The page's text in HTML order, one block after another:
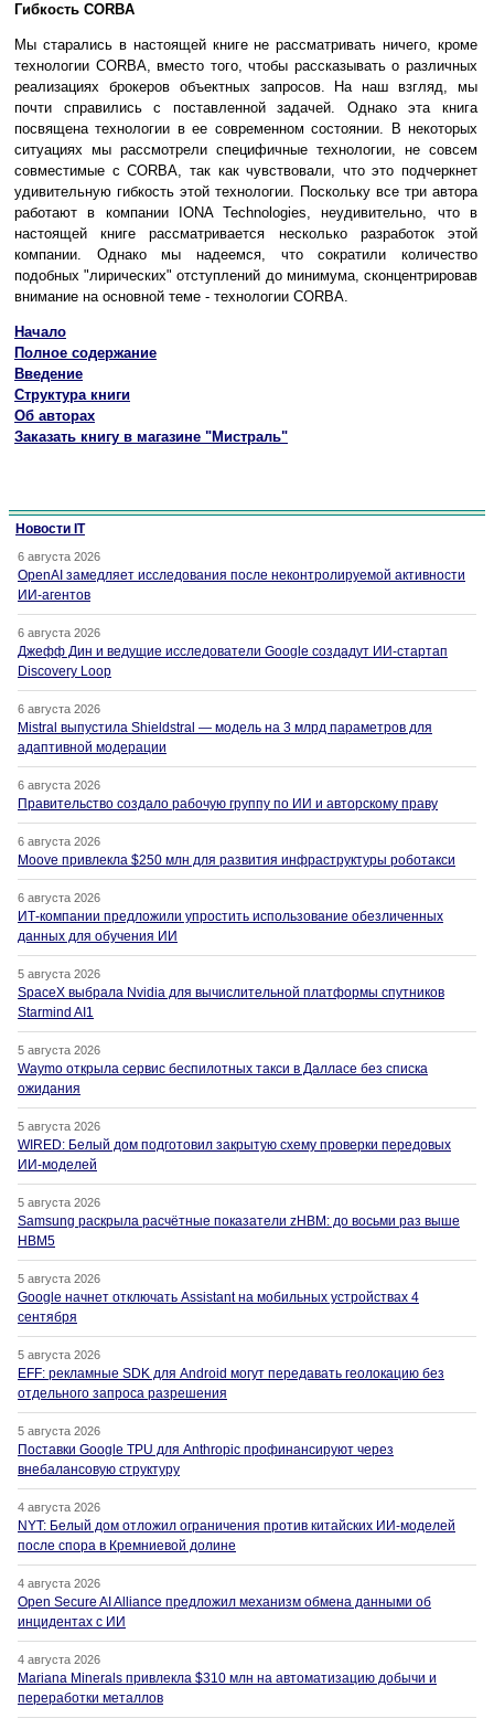
Гибкость CORBA
Мы старались в настоящей книге не рассматривать ничего, кроме
технологии CORBA, вместо того, чтобы рассказывать о различных
реализациях брокеров объектных запросов. На наш взгляд, мы
почти справились с поставленной задачей. Однако эта книга
посвящена технологии в ее современном состоянии. В некоторых
ситуациях мы рассмотрели специфичные технологии, не совсем
совместимые с CORBA, так как чувствовали, что это подчеркнет
удивительную гибкость этой технологии. Поскольку все три автора
работают в компании IONA Technologies, неудивительно, что в
настоящей книге рассматривается несколько разработок этой
компании. Однако мы надеемся, что сократили количество
подобных "лирических" отступлений до минимума, сконцентрировав
внимание на основной теме - технологии CORBA.
Начало
Полное содержание
Введение
Структура книги
Об авторах
Заказать книгу в магазине "Мистраль"
Новости IT
6 августа 2026
OpenAI замедляет исследования после неконтролируемой активности
ИИ-агентов
6 августа 2026
Джефф Дин и ведущие исследователи Google создадут ИИ-стартап
Discovery Loop
6 августа 2026
Mistral выпустила Shieldstral — модель на 3 млрд параметров для
адаптивной модерации
6 августа 2026
Правительство создало рабочую группу по ИИ и авторскому праву
6 августа 2026
Moove привлекла $250 млн для развития инфраструктуры роботакси
6 августа 2026
ИТ-компании предложили упростить использование обезличенных
данных для обучения ИИ
5 августа 2026
SpaceX выбрала Nvidia для вычислительной платформы спутников
Starmind AI1
5 августа 2026
Waymo открыла сервис беспилотных такси в Далласе без списка
ожидания
5 августа 2026
WIRED: Белый дом подготовил закрытую схему проверки передовых
ИИ-моделей
5 августа 2026
Samsung раскрыла расчётные показатели zHBM: до восьми раз выше
HBM5
5 августа 2026
Google начнет отключать Assistant на мобильных устройствах 4
сентября
5 августа 2026
EFF: рекламные SDK для Android могут передавать геолокацию без
отдельного запроса разрешения
5 августа 2026
Поставки Google TPU для Anthropic профинансируют через
внебалансовую структуру
4 августа 2026
NYT: Белый дом отложил ограничения против китайских ИИ-моделей
после спора в Кремниевой долине
4 августа 2026
Open Secure AI Alliance предложил механизм обмена данными об
инцидентах с ИИ
4 августа 2026
Mariana Minerals привлекла $310 млн на автоматизацию добычи и
переработки металлов